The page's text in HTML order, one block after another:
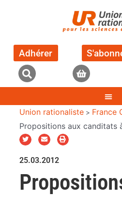
Adhérer
Union rationaliste > France
Propositions aux canditats
25.03.2012